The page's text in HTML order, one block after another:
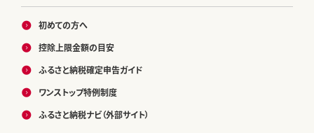
初めての方へ
控除上限金額の目安
ふるさと納税確定申告ガイド
ワンストップ特例制度
ふるさと納税ナビ（外部サイト）